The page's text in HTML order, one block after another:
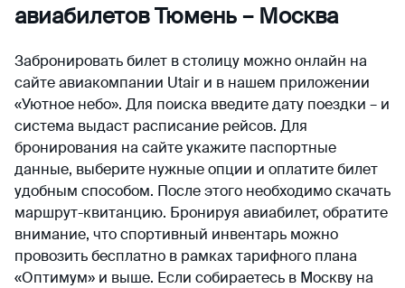
авиабилетов Тюмень – Москва
Забронировать билет в столицу можно онлайн на
сайте авиакомпании Utair и в нашем приложении
«Уютное небо». Для поиска введите дату поездки – и
система выдаст расписание рейсов. Для
бронирования на сайте укажите паспортные
данные, выберите нужные опции и оплатите билет
удобным способом. После этого необходимо скачать
маршрут-квитанцию. Бронируя авиабилет, обратите
внимание, что спортивный инвентарь можно
провозить бесплатно в рамках тарифного плана
«Оптимум» и выше. Если собираетесь в Москву на